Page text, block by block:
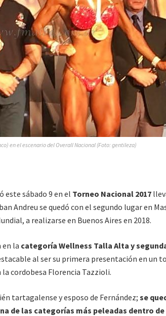
en el escenario del Overall Nacional (Foto: gentileza)
sábado 9 en el Torneo Nacional 2017
Andreu se quedó con el segundo lugar en
a realizarse en Buenos Aires en 2018.
en la categoría Wellness Talla Alta y
al ser su primera presentación en un
cordobesa Florencia Tazzioli.
tartagalense y esposo de Fernández; se
de las categorías más peleadas dentro de